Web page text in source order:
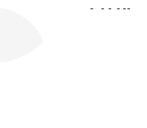
- - - - --